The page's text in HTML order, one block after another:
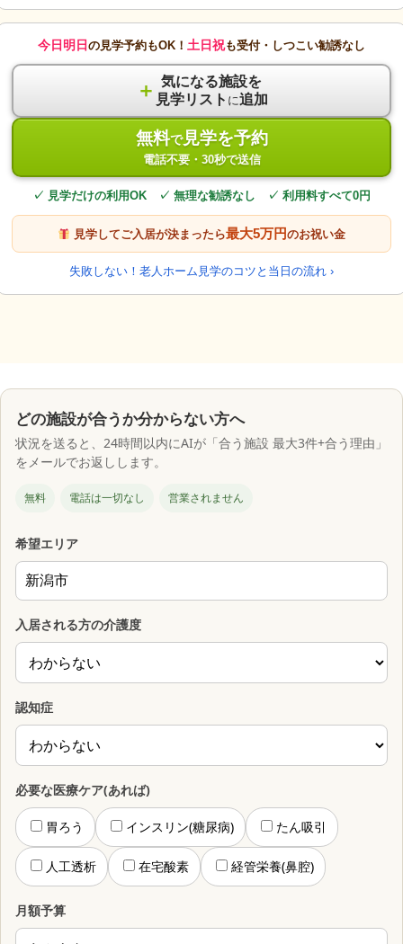
今日明日 の見学予約もOK！ 土日祝も受付・しつこい勧誘なし
＋ 気になる施設を
見学リスト に追加
無料で見学を予約
電話不要・30秒で送信
✓ 見学だけの利用OK ✓ 無理な勧誘なし ✓ 利用料すべて0円
見学してご入居が決まったら最大5万円のお祝い金
失敗しない！老人ホーム見学のコツと当日の流れ ›
どの施設が合うか分からない方へ
状況を送ると、24時間以内にAIが「合う施設 最大3件+合う理由」
をメールでお返しします。
無料 電話は一切なし 営業されません
希望エリア
入居される方の介護度
認知症
必要な医療ケア(あれば)
胃ろう インスリン(糖尿病) たん吸引
人工透析 在宅酸素 経管栄養(鼻腔)
月額予算